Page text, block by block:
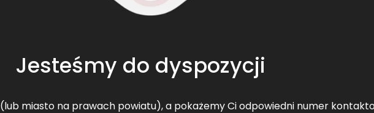
n
y
L
Jesteśmy do dyspozycji
(lub miasto na prawach powiatu), a pokażemy Ci odpowiedni numer